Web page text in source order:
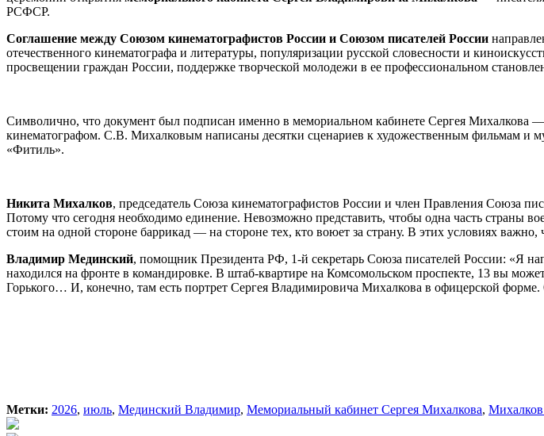
РСФСР.
Соглашение между Союзом кинематографистов России и Союзом писателей России
отечественного кинематографа и литературы, популяризации русской словесности и
просвещении граждан России, поддержке творческой молодежи в ее профессиональном
Символично, что документ был подписан именно в мемориальном кабинете Сергея Михалкова —
кинематографом. С.В. Михалковым написаны десятки сценариев к художественным фильмам и
«Фитиль».
Никита Михалков, председатель Союза кинематографистов России и член Правления Союза
Потому что сегодня необходимо единение. Невозможно представить, чтобы одна часть страны
стоим на одной стороне баррикад — на стороне тех, кто воюет за страну. В этих условиях
Владимир Мединский, помощник Президента РФ, 1-й секретарь Союза писателей России: «Я
находился на фронте в командировке. В штаб-квартире на Комсомольском проспекте, 13 вы
Горького… И, конечно, там есть портрет Сергея Владимировича Михалкова в офицерской
Метки: 2026, июль, Мединский Владимир, Мемориальный кабинет Сергея Михалкова,